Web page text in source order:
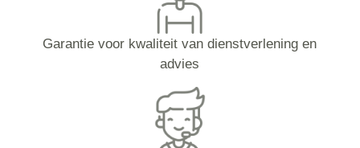
Garantie voor kwaliteit van dienstverlening en
advies